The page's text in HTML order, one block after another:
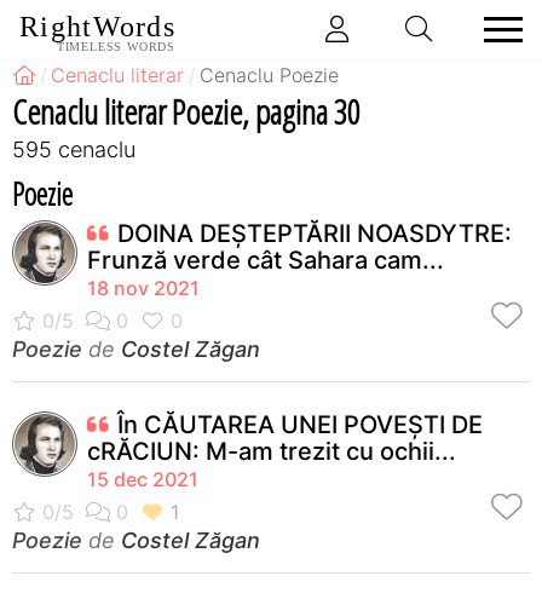
RightWords
TIMELESS WORDS
Cenaclu literar Cenaclu Poezie
Cenaclu literar Poezie, pagina 30
595 cenaclu
Poezie
DOINA DEȘTEPTĂRII NOASDYTRE:
Frunză verde cât Sahara cam...
18 nov 2021
Poezie de Costel Zăgan
În CĂUTAREA UNEI POVEȘTI DE
cRĂCIUN: M-am trezit cu ochii...
15 dec 2021
Poezie de Costel Zăgan